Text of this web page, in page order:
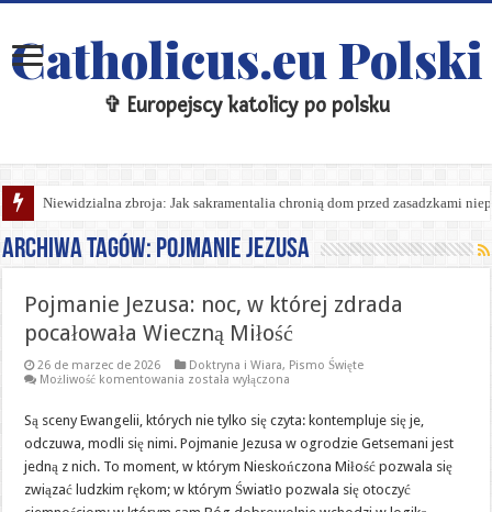
Catholicus.eu Polski
✞ Europejscy katolicy po polsku
Niewidzialna zbroja: Jak sakramentalia chronią dom przed zasadzkami
Archiwa tagów: Pojmanie Jezusa
Pojmanie Jezusa: noc, w której zdrada
pocałowała Wieczną Miłość
26 de marzec de 2026 Doktryna i Wiara, Pismo Święte
Możliwość komentowania Pojmanie
w
której
zdrada
pocałowała
Wieczną
Miłość
została wyłączona
Są sceny Ewangelii, których nie tylko się czyta: kontempluje się je,
odczuwa, modli się nimi. Pojmanie Jezusa w ogrodzie Getsemani jest
jedną z nich. To moment, w którym Nieskończona Miłość pozwala się
związać ludzkim rękom; w którym Światło pozwala się otoczyć